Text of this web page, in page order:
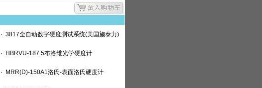
· 3817全自动数字硬度测试系统(美国施泰力)
· HBRVU-187.5布洛维光学硬度计
· MRR(D)-150A1洛氏-表面洛氏硬度计